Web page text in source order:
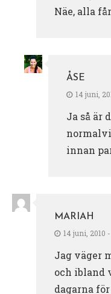
Näe, alla
ÅSE
14 juni,
Ja så är
innan
MARIAH
14 juni, 2010 -
Jag väger
och
dagarna